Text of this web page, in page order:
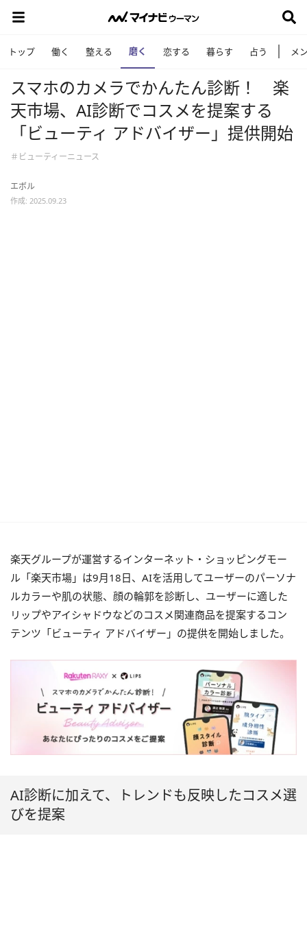
トップ 働く 整える 磨く 恋する 暮らす 占う メ
スマホのカメラでかんたん診断！ 楽
天市場、AI診断でコスメを提案する
「ビューティ アドバイザー」提供開始
＃ビューティーニュース
エボル
作成: 2025.09.23
楽天グループが運営するインターネット・ショッピングモー
ル「楽天市場」は9月18日、AIを活用してユーザーのパーソナ
ルカラーや肌の状態、顔の輪郭を診断し、ユーザーに適した
リップやアイシャドウなどのコスメ関連商品を提案するコン
テンツ「ビューティ アドバイザー」の提供を開始しました。
AI診断に加えて、トレンドも反映したコスメ選
びを提案